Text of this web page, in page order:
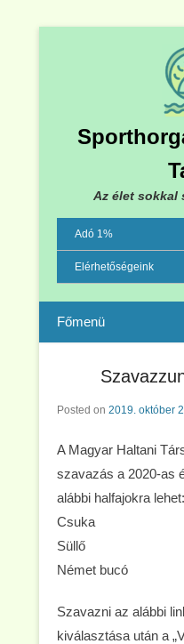
Az élet sokkal
Adó 1%
Elérhetőségeink
Menu
Posted on 2019. október
A Magyar Haltani
szavazás a 2020-as
alábbi halfajokra lehet:
Csuka
Süllő
Német bucó
Szavazni az alábbi
kiválasztása után a